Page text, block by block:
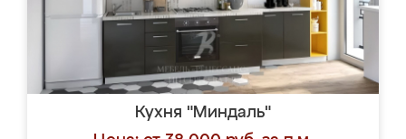
Кухня "Миндаль"